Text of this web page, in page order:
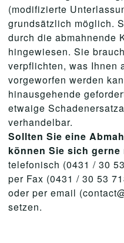
(modifizierte
grundsätzlich möglich.
durch die abmahnende
hingewiesen. Sie
verpflichten, was Ihnen
vorgeworfen werden
hinausgehende
etwaige
verhandelbar.
Sollten Sie eine
können Sie sich gerne
telefonisch (0431 / 30
per Fax (0431 / 30 53
oder per email
setzen.